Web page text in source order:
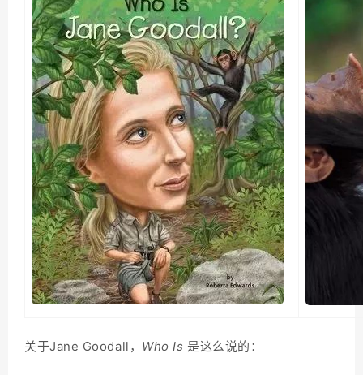
关于Jane Goodall， Who Is 是这么说的：